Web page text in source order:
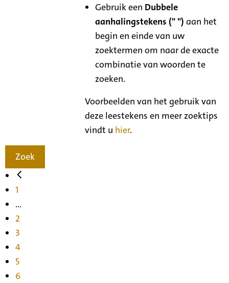
Gebruik een Dubbele
aanhalingstekens (" ") aan het
begin en einde van uw
zoektermen om naar de exacte
combinatie van woorden te
zoeken.
Voorbeelden van het gebruik van
deze leestekens en meer zoektips
vindt u hier.
Zoek
1
...
2
3
4
5
6